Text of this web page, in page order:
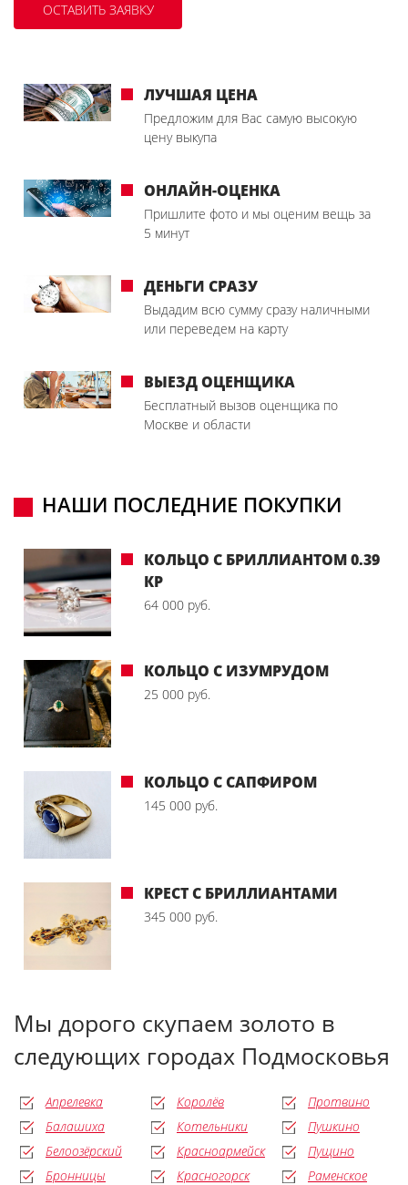
ЛУЧШАЯ ЦЕНА
Предложим для Вас самую высокую
цену выкупа
ОНЛАЙН-ОЦЕНКА
Пришлите фото и мы оценим вещь за
5 минут
ДЕНЬГИ СРАЗУ
Выдадим всю сумму сразу наличными
или переведем на карту
ВЫЕЗД ОЦЕНЩИКА
Бесплатный вызов оценщика по
Москве и области
НАШИ ПОСЛЕДНИЕ ПОКУПКИ
КОЛЬЦО С БРИЛЛИАНТОМ 0.39
КР
64 000 руб.
КОЛЬЦО С ИЗУМРУДОМ
25 000 руб.
КОЛЬЦО С САПФИРОМ
145 000 руб.
КРЕСТ С БРИЛЛИАНТАМИ
345 000 руб.
Мы дорого скупаем золото в
следующих городах Подмосковья
Апрелевка
Балашиха
Белоозёрский
Бронницы
Королёв
Котельники
Красноармейск
Красногорск
Протвино
Пушкино
Пущино
Раменское